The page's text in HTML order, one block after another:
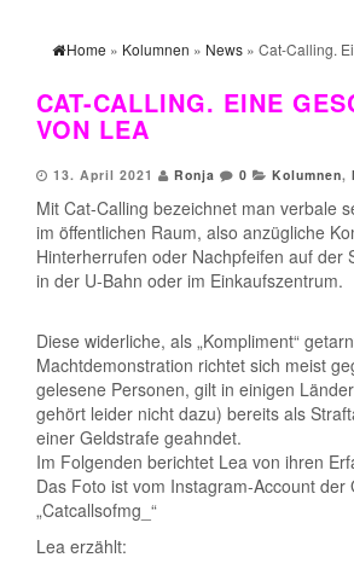
Home » Kolumnen » News » Cat-Calling.
CAT-CALLING. EINE
VON LEA
13. April 2021 Ronja 0 Kolumnen,
Mit Cat-Calling bezeichnet man verbale
im öffentlichen Raum, also anzügliche
Hinterherrufen oder Nachpfeifen auf der
in der U-Bahn oder im Einkaufszentrum.
Diese widerliche, als „Kompliment“
Machtdemonstration richtet sich meist
gelesene Personen, gilt in einigen
gehört leider nicht dazu) bereits als
einer Geldstrafe geahndet.
Im Folgenden berichtet Lea von ihren
Das Foto ist vom Instagram-Account der
„Catcallsofmg_“
Lea erzählt: